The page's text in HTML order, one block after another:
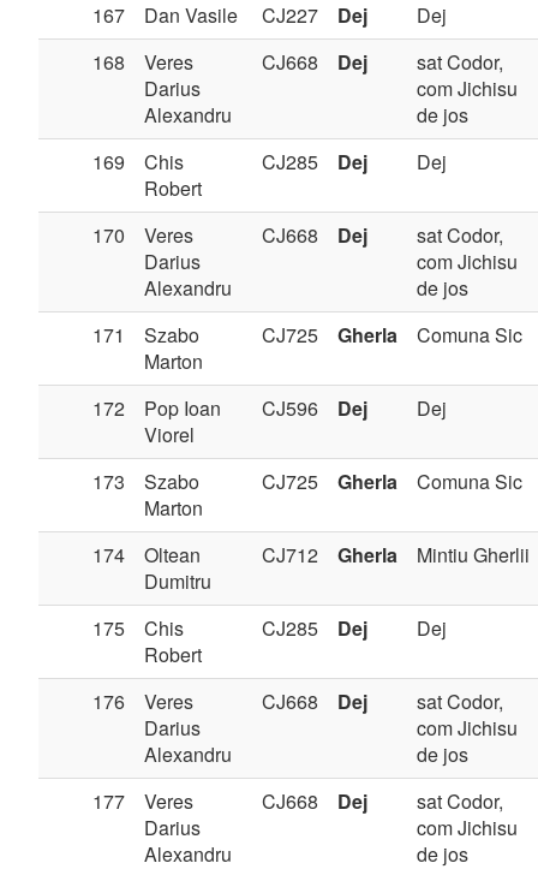
167 Dan Vasile CJ227 Dej
Dej
168
Veres
Darius
Alexandru
CJ668 Dej
sat Codor,
com Jichisu
de jos
169
Chis
Robert
CJ285 Dej Dej
170
Veres
Darius
Alexandru
CJ668 Dej
sat Codor,
com Jichisu
de jos
171
Szabo
Marton
CJ725 Gherla Comuna Sic
172
Pop Ioan
Viorel
CJ596 Dej Dej
173
Szabo
Marton
CJ725 Gherla Comuna Sic
174
Oltean
Dumitru
CJ712 Gherla Mintiu Gherlii
175
Chis
Robert
CJ285 Dej Dej
176
Veres
Darius
Alexandru
CJ668 Dej
sat Codor,
com Jichisu
de jos
177
Veres
Darius
Alexandru
CJ668 Dej
sat Codor,
com Jichisu
de jos